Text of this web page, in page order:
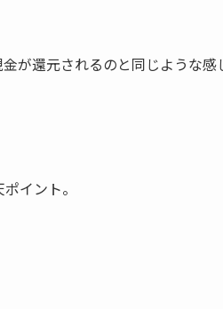
が還元されるのと同じような感
イント。